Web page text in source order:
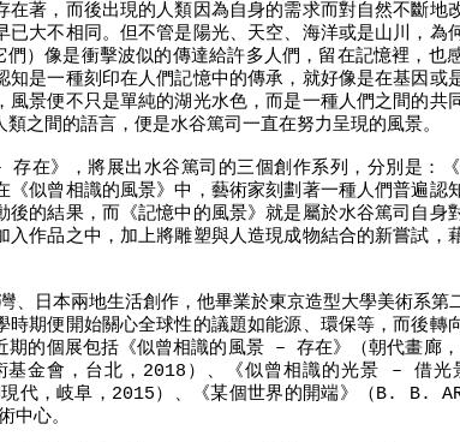
在著，而後出現的人類因為自身的需求而對自然不斷地
已大不相同。但不管是陽光、天空、海洋或是山川，為
）像是衝擊波似的傳達給許多人們，留在記憶裡，也
知是一種刻印在人們記憶中的傳承，就好像是在基因或
風景便不只是單純的湖光水色，而是一種人們之間的共
之間的語言，便是水谷篤司一直在努力呈現的風景。
在》，將展出水谷篤司的三個創作系列，分別是：
似曾相識的風景》中，藝術家刻劃著一種人們普遍認
後的結果，而《記憶中的風景》就是屬於水谷篤司自身
入作品之中，加上將雕塑與人造現成物結合的新嘗試，
、日本兩地生活創作，他畢業於東京造型大學美術系第
時期便開始關心全球性的議題如能源、環保等，而後轉
期的個展包括《似曾相識的風景 – 存在》（朝代畫廊
金會，台北，2018）、《似曾相識的光景 – 借光
現代，岐阜，2015）、《某個世界的開端》（B. B.
中心。